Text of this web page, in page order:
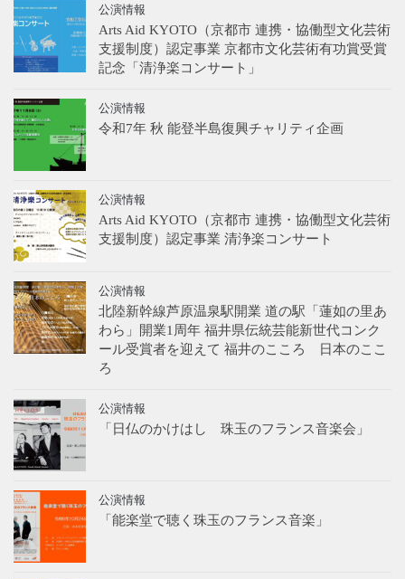
公演情報
Arts Aid KYOTO（京都市 連携・協働型文化芸術
支援制度）認定事業 京都市文化芸術有功賞受賞
記念「清浄楽コンサート」
公演情報
令和7年 秋 能登半島復興チャリティ企画
公演情報
Arts Aid KYOTO（京都市 連携・協働型文化芸術
支援制度）認定事業 清浄楽コンサート
公演情報
北陸新幹線芦原温泉駅開業 道の駅「蓮如の里あ
わら」開業1周年 福井県伝統芸能新世代コンク
ール受賞者を迎えて 福井のこころ 日本のここ
ろ
公演情報
「日仏のかけはし 珠玉のフランス音楽会」
公演情報
「能楽堂で聴く珠玉のフランス音楽」